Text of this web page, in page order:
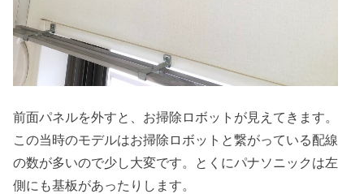
前面パネルを外すと、お掃除ロボットが見えてきます。
この当時のモデルはお掃除ロボットと繋がっている配線
の数が多いので少し大変です。とくにパナソニックは左
側にも基板があったりします。